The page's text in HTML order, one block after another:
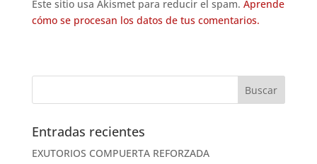
Este sitio usa Akismet para reducir el spam. Aprende
cómo se procesan los datos de tus comentarios.
Entradas recientes
EXUTORIOS COMPUERTA REFORZADA